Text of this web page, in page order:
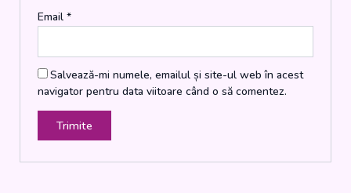
Email *
Salvează-mi numele, emailul și site-ul web în acest
navigator pentru data viitoare când o să comentez.